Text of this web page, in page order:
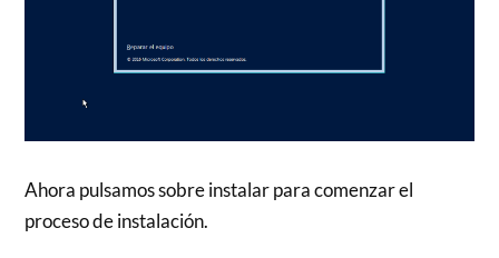
Ahora pulsamos sobre instalar para comenzar el
proceso de instalación.